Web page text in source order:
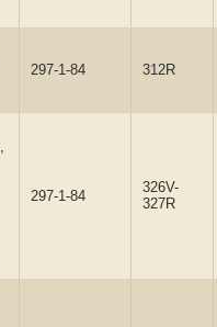
297-1-84 312R
297-1-84
326V-
327R